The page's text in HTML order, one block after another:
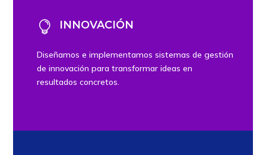
 INNOVACIÓN
Diseñamos e implementamos sistemas de gestión
de innovación para transformar ideas en
resultados concretos.